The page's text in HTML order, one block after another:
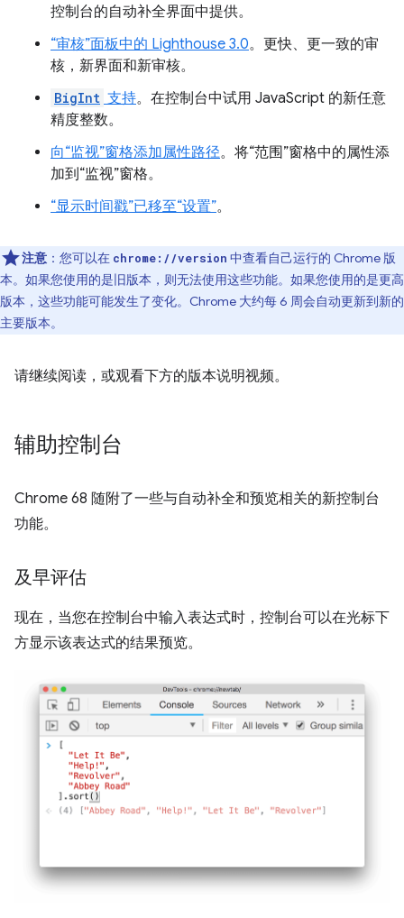
控制台的自动补全界面中提供。
“审核”面板中的 Lighthouse 3.0。更快、更一致的审
核，新界面和新审核。
BigInt 支持。在控制台中试用 JavaScript 的新任意
精度整数。
向“监视”窗格添加属性路径。将“范围”窗格中的属性添
加到“监视”窗格。
“显示时间戳”已移至“设置”。
注意 ：您可以在 chrome://version 中查看自己运行的 Chrome 版
本。如果您使用的是旧版本，则无法使用这些功能。如果您使用的是更高
版本，这些功能可能发生了变化。Chrome 大约每 6 周会自动更新到新的
主要版本。
请继续阅读，或观看下方的版本说明视频。
辅助控制台
Chrome 68 随附了一些与自动补全和预览相关的新控制台
功能。
及早评估
现在，当您在控制台中输入表达式时，控制台可以在光标下
方显示该表达式的结果预览。